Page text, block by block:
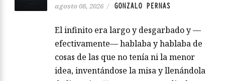
agosto 08, 2026 / GONZALO PERNAS
El infinito era largo y desgarbado y —
efectivamente— hablaba y hablaba de
cosas de las que no tenía ni la menor
idea, inventándose la misa y llenándola